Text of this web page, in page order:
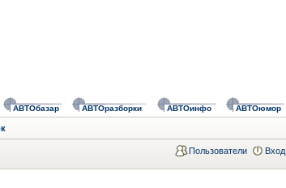
АВТОбазар АВТОразборки АВТОинфо АВТОюмор
Пользователи Вход